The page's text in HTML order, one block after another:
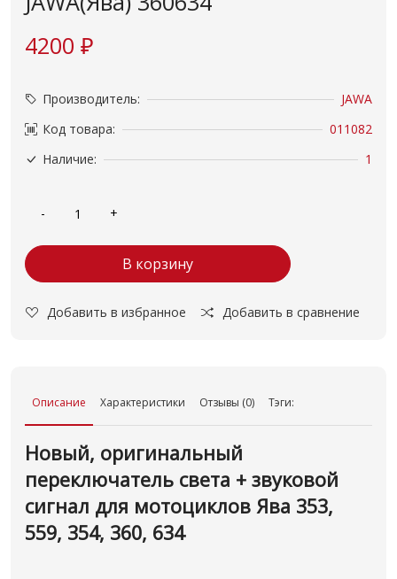
4200 ₽
Производитель:
JAWA
Код товара:
011082
Наличие:
1
В корзину
Добавить в избранное Добавить в сравнение
Описание Характеристики Отзывы (0) Тэги:
Новый, оригинальный
переключатель света + звуковой
сигнал для мотоциклов Ява 353,
559, 354, 360, 634